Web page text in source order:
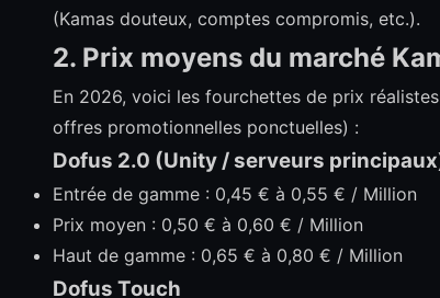
(Kamas douteux, comptes compromis, etc.).
2. Prix moyens du marché
En 2026, voici les fourchettes de prix
offres promotionnelles ponctuelles) :
Dofus 2.0 (Unity / serveurs
Entrée de gamme : 0,45 € à 0,55 € / Million
Prix moyen : 0,50 € à 0,60 € / Million
Haut de gamme : 0,65 € à 0,80 € / Million
Dofus Touch